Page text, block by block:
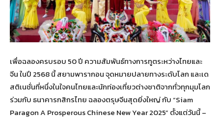
เพื่อฉลองครบรอบ 50 ปี ความสัมพันธ์ทางการทูตระหว่างไทยและ
จีน ในปี 2568 นี้ สยามพารากอน จุดหมายปลายทางระดับโลก และเด
สติเนชั่นที่หนึ่งในใจคนไทยและนักท่องเที่ยวต่างชาติจากทั่วทุกมุมโลก
ร่วมกับ ธนาคารกสิกรไทย ฉลองตรุษจีนสุดยิ่งใหญ่ กับ “Siam
Paragon A Prosperous Chinese New Year 2025” ตั้งแต่วันนี้ –